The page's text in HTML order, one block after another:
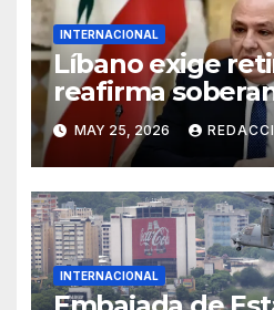
INTERNACIONAL
Líbano exige
reafirma
la Resistencia y
MAY 25, 2026
INTERNACIONAL